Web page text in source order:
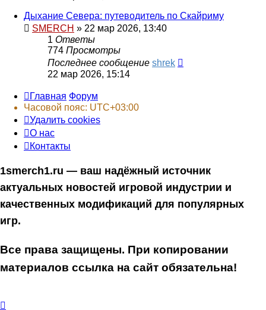
Дыхание Севера: путеводитель по Скайриму
SMERCH » 22 мар 2026, 13:40
1 Ответы
774 Просмотры
Последнее сообщение shrek
22 мар 2026, 15:14
Главная Форум
Часовой пояс: UTC+03:00
Удалить cookies
О нас
Контакты
1smerch1.ru — ваш надёжный источник
актуальных новостей игровой индустрии и
качественных модификаций для популярных
игр.
Все права защищены. При копировании
материалов ссылка на сайт обязательна!